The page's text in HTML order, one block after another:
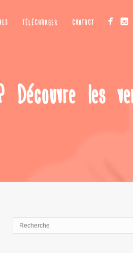
TÉLÉCHARGER CONTACT
les